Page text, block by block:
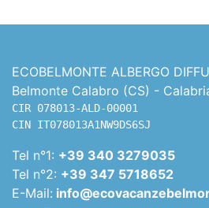
ECOBELMONTE ALBERGO
Belmonte Calabro (CS) -
CIR 078013-ALD-00001
CIN IT078013A1NW9DS6SJ
Tel n°1: +39 340 3279035
Tel n°2: +39 347 5718652
E-Mail: